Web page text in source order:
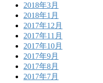
2018年3月
2018年1月
2017年12月
2017年11月
2017年10月
2017年9月
2017年8月
2017年7月